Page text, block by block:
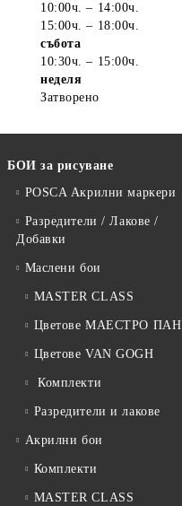
10:00ч. – 14:00ч.
15:00ч. – 18:00ч.
събота
10:30ч. – 15:00ч.
неделя
Затворено
БОИ за рисуване
POSCA Акрилни маркери
Разредители / Лакове /
Добавки
Маслени бои
MASTER CLASS
Цветове МАЕСТРО ПАН
Цветове VAN GOGH
Комплекти
Разредители и лакове
Акрилни бои
Комплекти
MASTER CLASS